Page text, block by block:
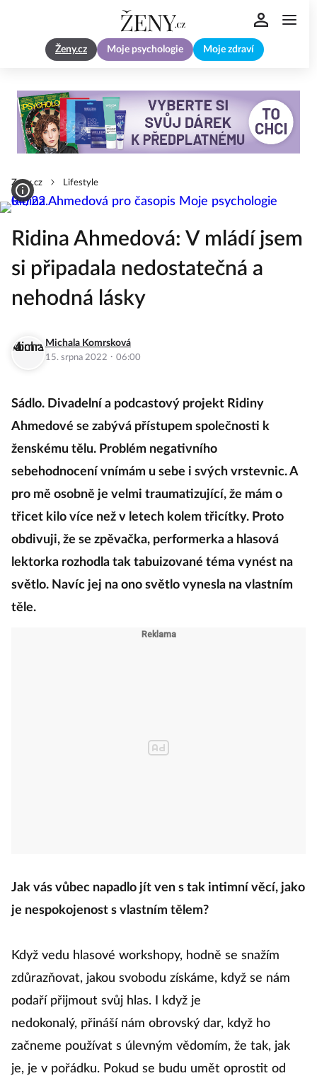
Ženy.cz Moje psychologie Moje zdraví
Zeny.cz Lifestyle
Ridina Ahmedová: V mládí jsem
si připadala nedostatečná a
nehodná lásky
Michala Komrsková
15. srpna 2022 · 06:00
Sádlo. Divadelní a podcastový projekt Ridiny
Ahmedové se zabývá přístupem společnosti k
ženskému tělu. Problém negativního
sebehodnocení vnímám u sebe i svých vrstevnic. A
pro mě osobně je velmi traumatizující, že mám o
třicet kilo více než v letech kolem třicítky. Proto
obdivuji, že se zpěvačka, performerka a hlasová
lektorka rozhodla tak tabuizované téma vynést na
světlo. Navíc jej na ono světlo vynesla na vlastním
těle.
Jak vás vůbec napadlo jít ven s tak intimní věcí, jako
je nespokojenost s vlastním tělem?
Když vedu hlasové workshopy, hodně se snažím
zdůrazňovat, jakou svobodu získáme, když se nám
podaří přijmout svůj hlas. I když je
nedokonalý, přináší nám obrovský dar, když ho
začneme používat s úlevným vědomím, že tak, jak
je, je v pořádku. Pokud se budu umět oprostit od